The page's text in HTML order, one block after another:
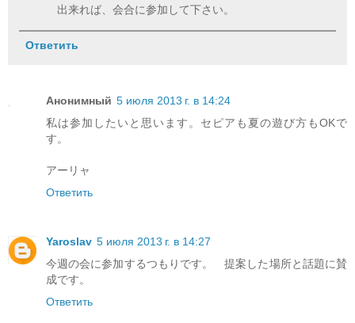
出来れば、会合に参加して下さい。
Ответить
Анонимный 5 июля 2013 г. в 14:24
私は参加したいと思います。セピアも夏の遊び方もOKで
す。
アーリャ
Ответить
Yaroslav 5 июля 2013 г. в 14:27
今週の会に参加するつもりです。 提案した場所と話題に賛
成です。
Ответить